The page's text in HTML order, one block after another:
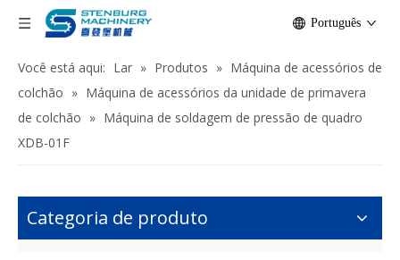
Português
Você está aqui: Lar » Produtos » Máquina de acessórios de
colchão » Máquina de acessórios da unidade de primavera
de colchão » Máquina de soldagem de pressão de quadro
XDB-01F
Categoria de produto